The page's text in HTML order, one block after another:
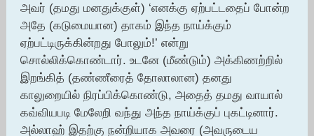
அவர் (தமது மனதுக்குள்) ‘எனக்கு ஏற்பட்டதைப் போன்ற
அதே (கடுமையான) தாகம் இந்த நாய்க்கும்
ஏற்பட்டிருக்கின்றது போலும்!’ என்று
சொல்லிக்கொண்டார். உடனே (மீண்டும்) அக்கிணற்றில்
இறங்கித் (தண்ணீரைத் தோலாலான) தனது
காலுறையில் நிரப்பிக்கொண்டு, அதைத் தமது வாயால்
கவ்வியபடி மேலேறி வந்து அந்த நாய்க்குப் புகட்டினார்.
அல்லாஹ் இதற்கு நன்றியாக அவரை (அவருடைய